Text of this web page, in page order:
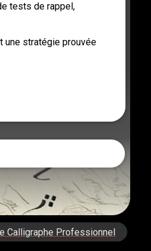
tests de rappel,
une stratégie prouvée
Calligraphe Professionnel